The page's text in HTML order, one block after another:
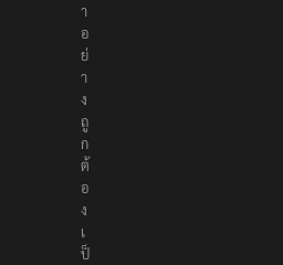
า
อ
ย่
า
ง
ถู
ก
ต้
อ
ง
เ
ป็